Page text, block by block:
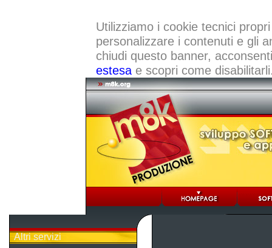
Utilizziamo i cookie tecnici
personalizzare i contenuti e gli
chiudi questo banner,
estesae scopri come
Altri servizi